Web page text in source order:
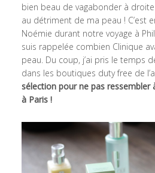
bien beau de vagabonder à
au détriment de ma peau ! C’est
Noémie durant notre voyage à
suis rappelée combien Clinique
peau. Du coup, j’ai pris le temps
dans les boutiques duty free de
sélection pour ne pas ressembler
à Paris !